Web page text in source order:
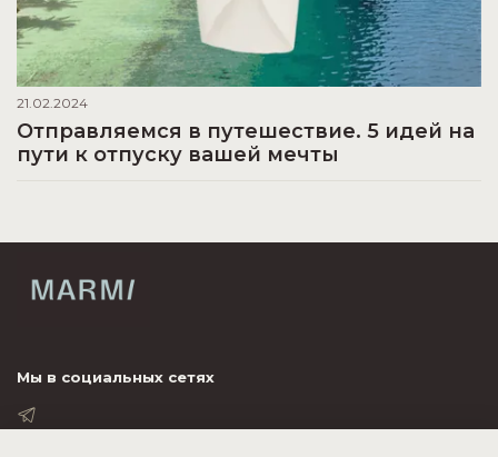
21.02.2024
Отправляемся в путешествие. 5 идей на
пути к отпуску вашей мечты
Мы в социальных сетях